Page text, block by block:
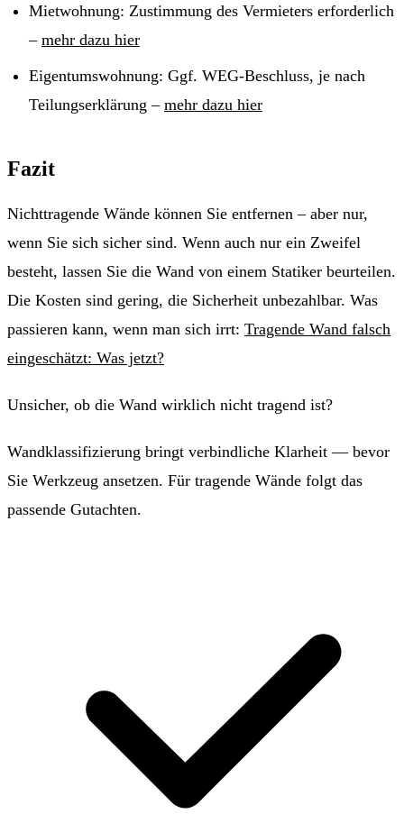
Mietwohnung: Zustimmung des Vermieters erforderlich
– mehr dazu hier
Eigentumswohnung: Ggf. WEG-Beschluss, je nach
Teilungserklärung – mehr dazu hier
Fazit
Nichttragende Wände können Sie entfernen – aber nur,
wenn Sie sich sicher sind. Wenn auch nur ein Zweifel
besteht, lassen Sie die Wand von einem Statiker beurteilen.
Die Kosten sind gering, die Sicherheit unbezahlbar. Was
passieren kann, wenn man sich irrt: Tragende Wand falsch
eingeschätzt: Was jetzt?
Unsicher, ob die Wand wirklich nicht tragend ist?
Wandklassifizierung bringt verbindliche Klarheit — bevor
Sie Werkzeug ansetzen. Für tragende Wände folgt das
passende Gutachten.